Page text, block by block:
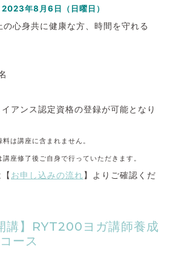
2023年8月6日（日曜日）
の心身共に健康な方、時間を守れる
アンス認定資格の登録が可能となり
は講座に含まれません。
座修了後ご自身で行っていただきます。
お申し込みの流れ】よりご確認くだ
講】RYT200ヨガ講師養成
ース